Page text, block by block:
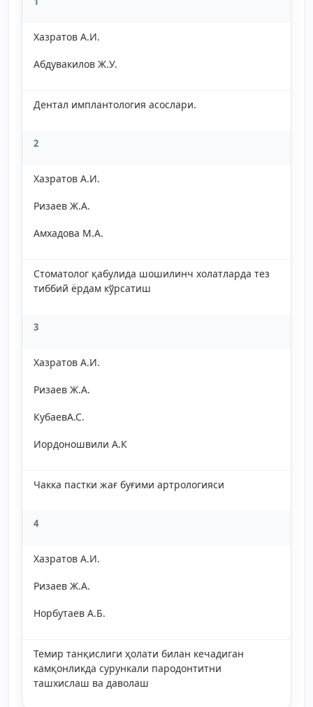
Хазратов А.И.
Абдувакилов Ж.У.
Дентал имплантология асослари.
2
Хазратов А.И.
Ризаев Ж.А.
Амхадова М.А.
Стоматолог қабулида шошилинч холатларда тез
тиббий ёрдам кўрсатиш
3
Хазратов А.И.
Ризаев Ж.А.
КубаевА.С.
Иордоношвили А.К
Чакка пастки жағ буғими артрологияси
4
Хазратов А.И.
Ризаев Ж.А.
Норбутаев А.Б.
Темир танқислиги ҳолати билан кечадиган
камқонликда сурункали пародонтитни
ташхислаш ва даволаш